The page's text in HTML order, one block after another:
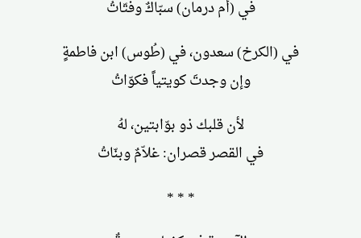
في (أم درمان) سبّاكٌ وفتّاتُ
في (الكرخ) سعدون، في (طُوس) ابن فاطمةٍ
وإن وجدتَ كويتياً فكوّاتُ
لأن قلبك ذو بوّابتين، لهُ
في القصر قصران: غلاّمٌ وبنّاتُ
* * *